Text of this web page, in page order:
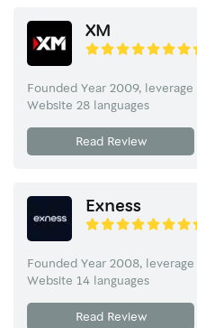
XM
Founded Year 2009,
Website 28 languages
Read Review
Exness
Founded Year 2008,
Website 14 languages
Read Review